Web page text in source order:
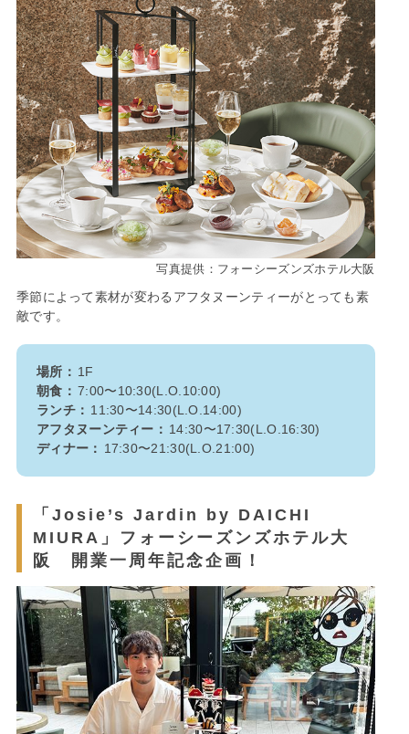
写真提供：フォーシーズンズホテル大阪
季節によって素材が変わるアフタヌーンティーがとっても素
敵です。
場所： 1F
朝食： 7:00〜10:30(L.O.10:00)
ランチ： 11:30〜14:30(L.O.14:00)
アフタヌーンティー： 14:30〜17:30(L.O.16:30)
ディナー： 17:30〜21:30(L.O.21:00)
「Josie’s Jardin by DAICHI
MIURA」フォーシーズンズホテル大
阪 開業一周年記念企画！